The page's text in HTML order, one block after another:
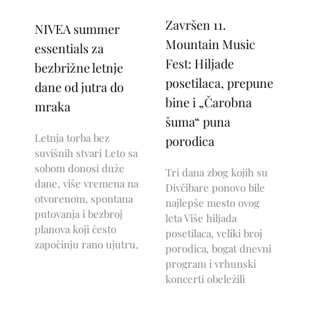
NIVEA summer
essentials za
bezbrižne letnje
dane od jutra do
mraka
Letnja torba bez
suvišnih stvari Leto sa
sobom donosi duže
dane, više vremena na
otvorenom, spontana
putovanja i bezbroj
planova koji često
započinju rano ujutru,
Završen 11.
Mountain Music
Fest: Hiljade
posetilaca, prepune
bine i „Čarobna
šuma“ puna
porodica
Tri dana zbog kojih su
Divčibare ponovo bile
najlepše mesto ovog
leta Više hiljada
posetilaca, veliki broj
porodica, bogat dnevni
program i vrhunski
koncerti obeležili